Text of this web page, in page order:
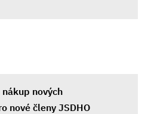
nových
nové členy JSDHO